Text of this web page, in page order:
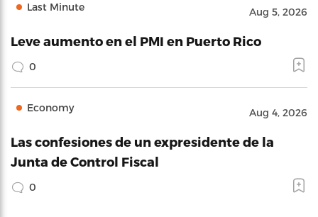
Last Minute Aug 5, 2026
Leve aumento en el PMI en Puerto Rico
0
Economy Aug 4, 2026
Las confesiones de un expresidente de la
Junta de Control Fiscal
0